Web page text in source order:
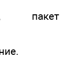
пакет